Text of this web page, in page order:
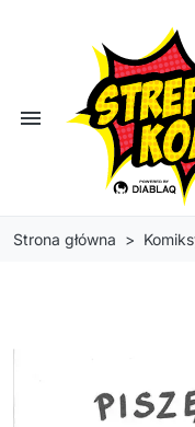
menu
Strona główna